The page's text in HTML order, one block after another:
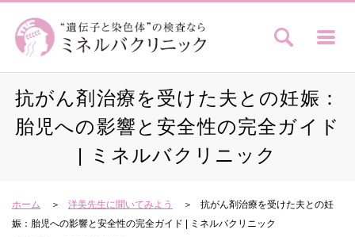
抗がん剤治療を受けた夫との妊娠：
胎児への影響と安全性の完全ガイド
| ミネルバクリニック
ホーム 洋美先生に聞いてみよう
抗がん剤治療を受けた夫との妊
娠：胎児への影響と安全性の完全ガイド | ミネルバクリニック